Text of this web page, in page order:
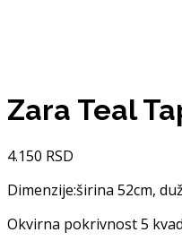
Zara Teal
4.150 RSD
Dimenzije:širina 52cm,
Okvirna pokrivnost 5